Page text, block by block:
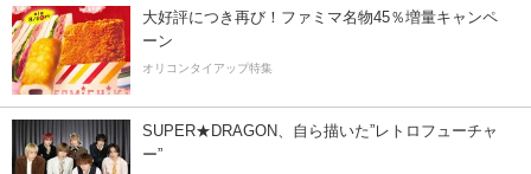
大好評につき再び！ファミマ名物45％増量キャンペ
ーン
オリコンタイアップ特集
SUPER★DRAGON、自ら描いた”レトロフューチャ
ー”